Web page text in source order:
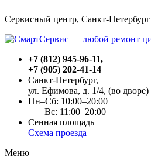
Сервисный центр, Cанкт-Петербург
+7 (812) 945-96-11,
+7 (905) 202-41-14
Санкт-Петербург,
ул. Ефимова, д. 1/4, (во дворе)
Пн–Сб: 10:00–20:00
Вс: 11:00–20:00
Сенная площадь
Схема проезда
Меню